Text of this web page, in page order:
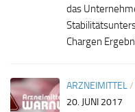
das
Chargen
ARZNEIMITTEL/
20. JUNI 2017